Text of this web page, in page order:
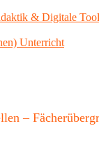
& Digitale
Unterricht
–